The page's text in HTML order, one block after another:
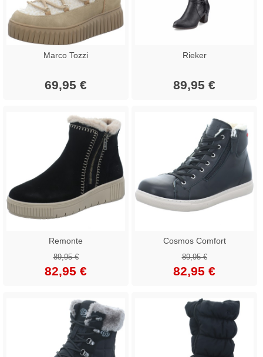
Marco Tozzi
69,95 €
Rieker
89,95 €
Remonte
89,95 €
82,95 €
Cosmos Comfort
89,95 €
82,95 €